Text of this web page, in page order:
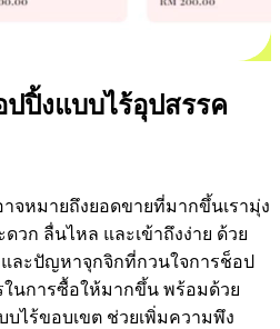
ปิ้งแบบไร้อุปสรรค
จหมายถึงยอดขายที่มากขึ้นเรามุ่ง
วก ลื่นไหล และเข้าถึงง่าย ด้วย
ละปัญหาจุกจิกที่กวนใจการช็อป
นการซื้อให้มากขึ้น พร้อมด้วย
ไร้ขอบเขต ช่วยเพิ่มความพึง